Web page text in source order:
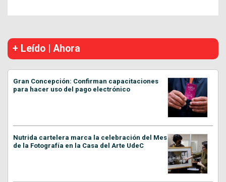
+ Leído | Ahora
Gran Concepción: Confirman capacitaciones
para hacer uso del pago electrónico
Nutrida cartelera marca la celebración del Mes
de la Fotografía en la Casa del Arte UdeC